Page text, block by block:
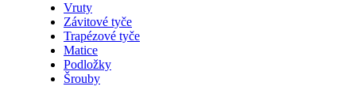
Vruty
Závitové tyče
Trapézové tyče
Matice
Podložky
Šrouby